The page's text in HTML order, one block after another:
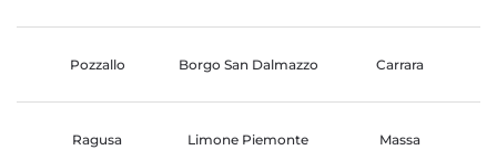
Pozzallo Borgo San Dalmazzo Carrara
Ragusa Limone Piemonte Massa